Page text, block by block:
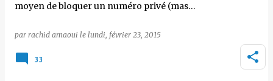
moyen de bloquer un numéro privé (mas…
par rachid amaoui le lundi, février 23, 2015
33